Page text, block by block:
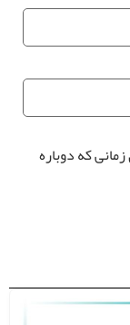
دوباره